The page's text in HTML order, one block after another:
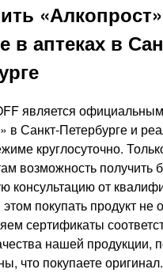
в аптеках в
является
в Санкт-Петербурге и
круглосуточно.
возможность получить
консультацию от
покупать продукт не
сертификаты
нашей продукции,
что покупаете